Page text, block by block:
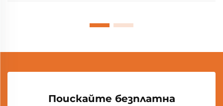
Поискайте безплатна